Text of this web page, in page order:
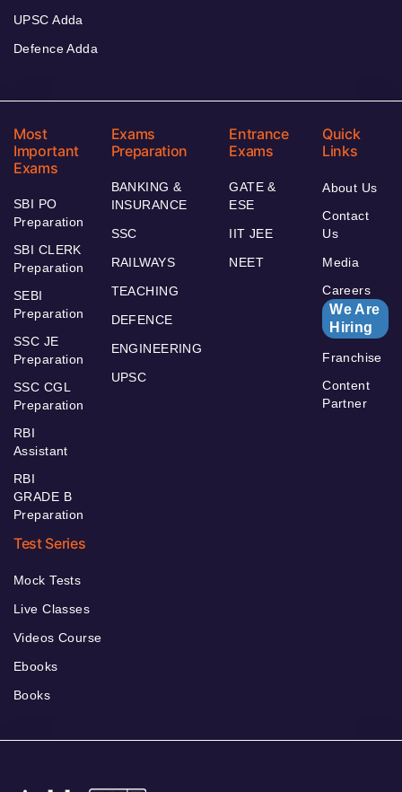
UPSC Adda
Defence Adda
Most
Important
Exams
SBI PO
Preparation
SBI CLERK
Preparation
SEBI
Preparation
SSC JE
Preparation
SSC CGL
Preparation
RBI
Assistant
RBI
GRADE B
Preparation
Exams
Preparation
BANKING &
INSURANCE
SSC
RAILWAYS
TEACHING
DEFENCE
ENGINEERING
UPSC
Entrance
Exams
GATE &
ESE
IIT JEE
NEET
Quick
Links
About Us
Contact
Us
Media
Careers
We Are
Hiring
Franchise
Content
Partner
Test Series
Mock Tests
Live Classes
Videos Course
Ebooks
Books